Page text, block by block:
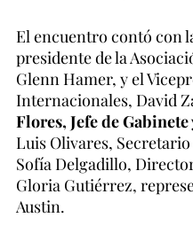
El encuentro contó con
presidente de la
Glenn Hamer, y el
Internacionales, David
Flores, Jefe de
Luis Olivares,
Sofía Delgadillo,
Gloria Gutiérrez,
Austin.